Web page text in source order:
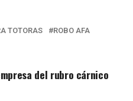
TOTORAS
ROBO AFA
del rubro cárnico